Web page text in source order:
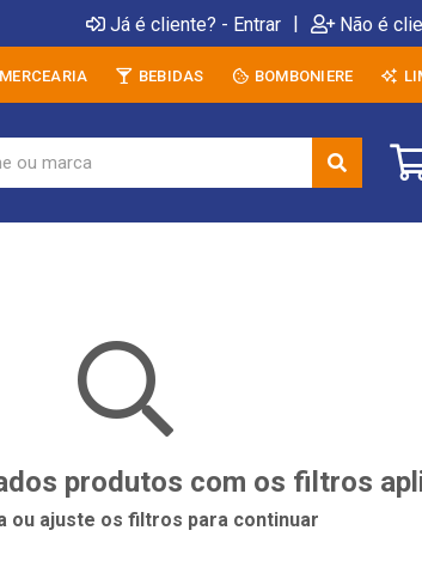
Já é cliente? - Entrar | Não é
MERCEARIA BEBIDAS BOMBONIERE
produtos com os filtros
ou ajuste os filtros para continuar